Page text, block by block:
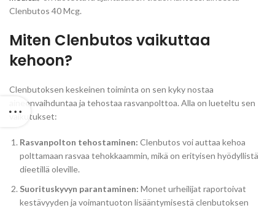
Clenbutos 40 Mcg.
Miten Clenbutos vaikuttaa
kehoon?
Clenbutoksen keskeinen toiminta on sen kyky nostaa
aineenvaihduntaa ja tehostaa rasvanpolttoa. Alla on lueteltu sen
vaikutukset:
Rasvanpolton tehostaminen: Clenbutos voi auttaa kehoa
polttamaan rasvaa tehokkaammin, mikä on erityisen hyödyllistä
dieetillä oleville.
Suorituskyvyn parantaminen: Monet urheilijat raportoivat
kestävyyden ja voimantuoton lisääntymisestä clenbutoksen